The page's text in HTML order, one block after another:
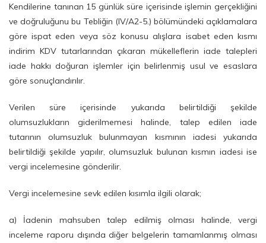
Kendilerine tanınan 15 günlük süre içerisinde işlemin gerçekliğini
ve doğruluğunu bu Tebliğin (IV/A2-5.) bölümündeki açıklamalara
göre ispat eden veya söz konusu alışlara isabet eden kısmı
indirim KDV tutarlarından çıkaran mükelleflerin iade talepleri
iade hakkı doğuran işlemler için belirlenmiş usul ve esaslara
göre sonuçlandırılır.
Verilen süre içerisinde yukarıda belirtildiği şekilde
olumsuzlukların giderilmemesi halinde, talep edilen iade
tutarının olumsuzluk bulunmayan kısmının iadesi yukarıda
belirtildiği şekilde yapılır, olumsuzluk bulunan kısmın iadesi ise
vergi incelemesine gönderilir.
Vergi incelemesine sevk edilen kısımla ilgili olarak;
a) İadenin mahsuben talep edilmiş olması halinde, vergi
inceleme raporu dışında diğer belgelerin tamamlanmış olması